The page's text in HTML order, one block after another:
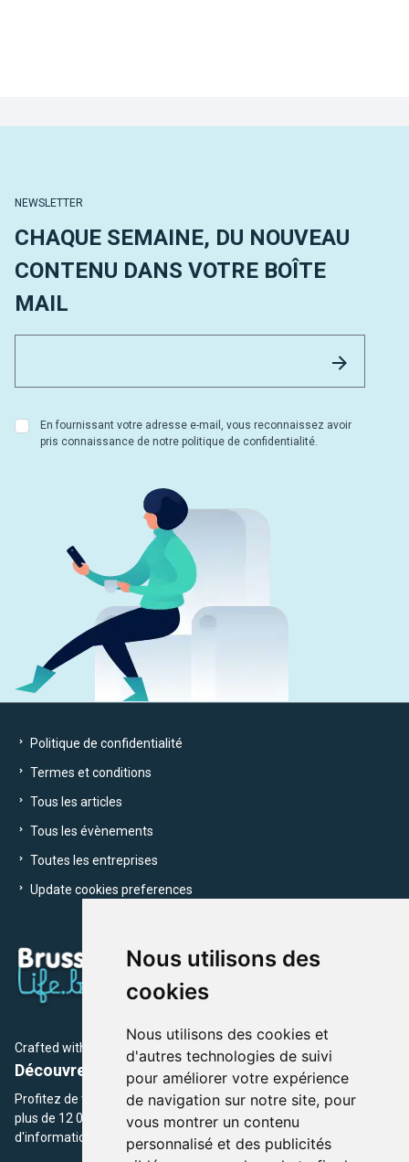
Nous utilisons des
cookies
Nous utilisons des cookies et
d'autres technologies de suivi
pour améliorer votre expérience
de navigation sur notre site, pour
vous montrer un contenu
personnalisé et des publicités
NEWSLETTER
CHAQUE SEMAINE, DU NOUVEAU
CONTENU DANS VOTRE BOÎTE
MAIL
En fournissant votre adresse e-mail, vous reconnaissez avoir
pris connaissance de notre politique de confidentialité.
Politique de confidentialité
Termes et conditions
Tous les articles
Tous les évènements
Toutes les entreprises
Update cookies preferences
Crafted with by Brusselslife Team
Découvrez plus de 12 000 adresses et événements
Profitez de toutes les sections de BrusselsLife.be et découvrez
plus de 12 000 adresses et un grand choix d'événements,
d'informations et de conseils et astuces de notre écriture.